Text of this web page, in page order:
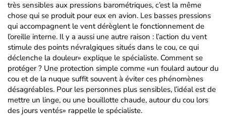
très sensibles aux pressions barométriques, c’est la même
chose qui se produit pour eux en avion. Les basses pressions
qui accompagnent le vent dérèglent le fonctionnement de
l’oreille interne. Il y a aussi une autre raison : l’action du vent
stimule des points névralgiques situés dans le cou, ce qui
déclenche la douleur» explique le spécialiste. Comment se
protéger ? Une protection simple comme «un foulard autour du
cou et de la nuque suffit souvent à éviter ces phénomènes
désagréables. Pour les personnes plus sensibles, l’idéal est de
mettre un linge, ou une bouillotte chaude, autour du cou lors
des jours ventés» rappelle le spécialiste.